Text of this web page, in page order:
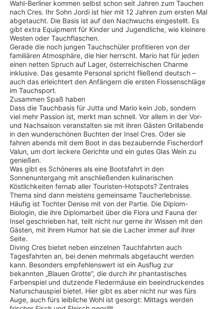
Wahl-Berliner kommen selbst schon seit Jahren zum Tauchen
nach Cres. Ihr Sohn Jordi ist hier mit 12 Jahren zum ersten Mal
abgetaucht. Die Basis ist auf den Nachwuchs eingestellt. Es
gibt extra Equipment für Kinder und Jugendliche, wie kleinere
Westen oder Tauchflaschen.
Gerade die noch jungen Tauchschüler profitieren von der
familiären Atmosphäre, die hier herrscht. Mario hat für jeden
einen netten Spruch auf Lager, österreichischen Charme
inklusive. Das gesamte Personal spricht fließend deutsch –
auch das erleichtert den Anfängern die ersten Flossenschläge
im Tauchsport.
Zusammen Spaß haben
Dass die Tauchbasis für Jutta und Mario kein Job, sondern
viel mehr Passion ist, merkt man schnell. Vor allem in der Vor-
und Nachsaison veranstalten sie mit ihren Gästen Grillabende
in den wunderschönen Buchten der Insel Cres. Oder sie
fahren abends mit dem Boot in das bezaubernde Fischerdorf
Valun, um dort leckere Gerichte und ein gutes Glas Wein zu
genießen.
Was gibt es Schöneres als eine Bootsfahrt in den
Sonnenuntergang mit anschließenden kulinarischen
Köstlichkeiten fernab aller Touristen-Hotspots? Zentrales
Thema sind dann meistens gemeinsame Taucherlebnisse.
Häufig ist Tochter Denise mit von der Partie. Die Diplom-
Biologin, die ihre Diplomarbeit über die Flora und Fauna der
Insel geschrieben hat, teilt nicht nur gerne ihr Wissen mit den
Gästen, mit ihrem Humor hat sie die Lacher immer auf ihrer
Seite.
Diving Cres bietet neben einzelnen Tauchfahrten auch
Tagesfahrten an, bei denen mehrmals abgetaucht werden
kann. Besonders empfehlenswert ist ein Ausflug zur
bekannten „Blauen Grotte“, die durch ihr phantastisches
Farbenspiel und dutzende Fledermäuse ein beeindruckendes
Naturschauspiel bietet. Hier gibt es aber nicht nur was fürs
Auge, auch fürs leibliche Wohl ist gesorgt: Mittags werden